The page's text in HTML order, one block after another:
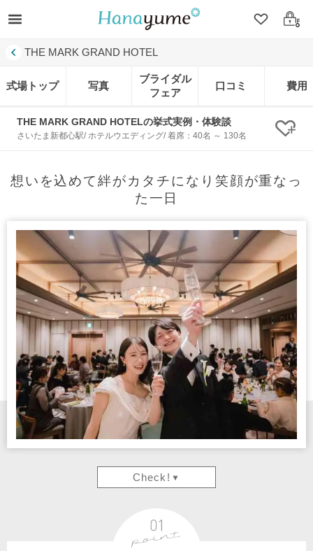
クリップ
ログ
THE MARK GRAND HOTEL
式場トップ 写真
ブライダル
フェア
口コミ 費用
THE MARK GRAND HOTELの挙式実例・体験談
さいたま新都心駅/ ホテルウエディング/ 着席：40名 ～ 130名 ク
想いを込めて絆がカタチになり笑顔が重なっ
た一日
Check!